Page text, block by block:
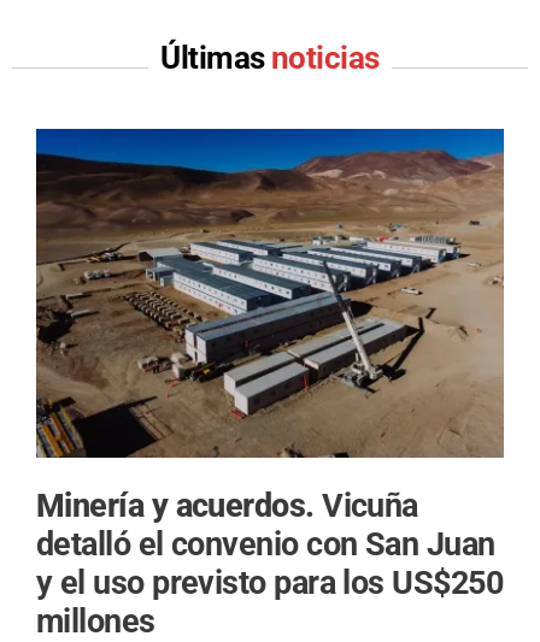
Últimas noticias
Minería y acuerdos.Vicuña
detalló el convenio con San Juan
y el uso previsto para los US$250
millones